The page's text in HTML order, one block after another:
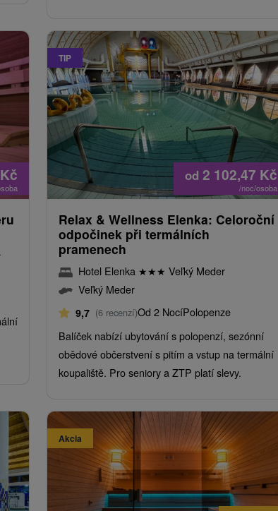
Kč
TIP
od 2 102,47 Kč
/noc/osoba
Relax & Wellness Elenka: Celoroční
odpočinek při termálních
pramenech
Hotel Elenka ★★★ Veľký Meder
Veľký Meder
9,7 (6 recenzí)Od 2 NocíPolopenze
Balíček nabízí ubytování s polopenzí, sezónní
obědové občerstvení s pitím a vstup na termální
koupaliště. Pro seniory a ZTP platí slevy.
Akcia